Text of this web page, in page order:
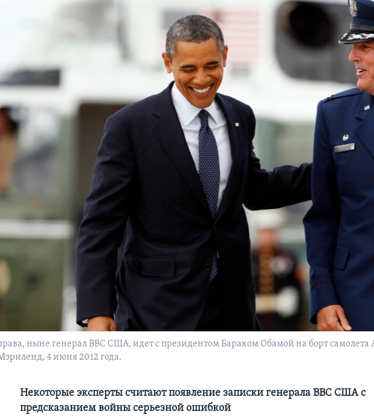
ныне генерал ВВС США, идет с президентом Бараком Обамой на борт самолета
4 июня 2012 года.
Некоторые эксперты считают появление записки генерала ВВС США с
предсказанием войны серьезной ошибкой